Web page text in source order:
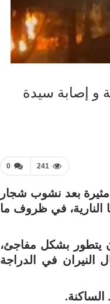
و إصابة سيدة
0 241
مثيرة بعد نشوب شجار
النارية، في ظروف ما
يتطور بشكل مفاجئ،
في الدراجة